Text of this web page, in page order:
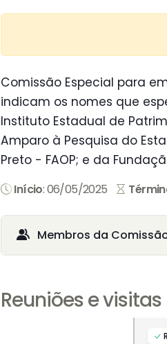
Comissão Especial para
indicam os nomes que
Instituto Estadual de
Amparo à Pesquisa do
Preto - FAOP; e da
Início: 06/05/2025
Membros da
Reuniões e visitas